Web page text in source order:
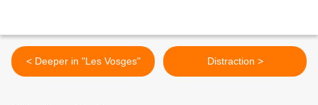
< Deeper in "Les Vosges" Distraction >